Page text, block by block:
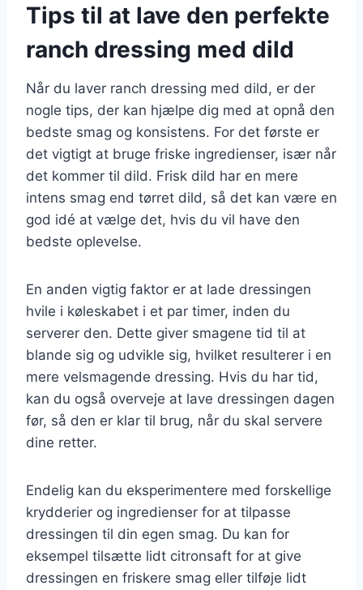
Tips til at lave den perfekte
ranch dressing med dild
Når du laver ranch dressing med dild, er der
nogle tips, der kan hjælpe dig med at opnå den
bedste smag og konsistens. For det første er
det vigtigt at bruge friske ingredienser, især når
det kommer til dild. Frisk dild har en mere
intens smag end tørret dild, så det kan være en
god idé at vælge det, hvis du vil have den
bedste oplevelse.
En anden vigtig faktor er at lade dressingen
hvile i køleskabet i et par timer, inden du
serverer den. Dette giver smagene tid til at
blande sig og udvikle sig, hvilket resulterer i en
mere velsmagende dressing. Hvis du har tid,
kan du også overveje at lave dressingen dagen
før, så den er klar til brug, når du skal servere
dine retter.
Endelig kan du eksperimentere med forskellige
krydderier og ingredienser for at tilpasse
dressingen til din egen smag. Du kan for
eksempel tilsætte lidt citronsaft for at give
dressingen en friskere smag eller tilføje lidt